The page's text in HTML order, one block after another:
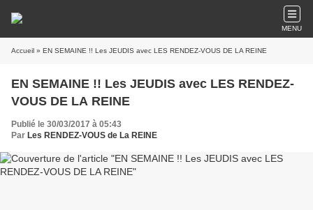
MENU
Accueil » EN SEMAINE !! Les JEUDIS avec LES RENDEZ-VOUS DE LA REINE
EN SEMAINE !! Les JEUDIS avec LES RENDEZ-
VOUS DE LA REINE
Publié le 30/03/2017 à 05:43
Par Les RENDEZ-VOUS de La REINE